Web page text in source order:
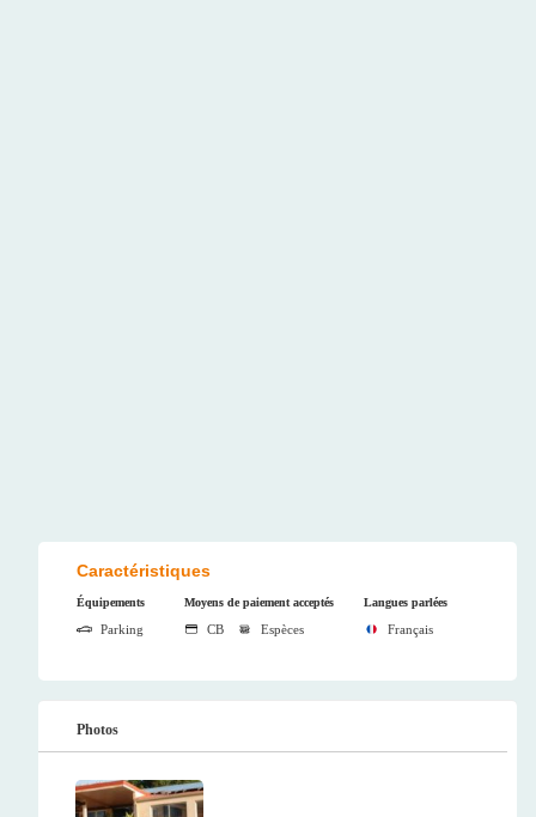
Caractéristiques
Équipements
Parking
Moyens de paiement acceptés
CB Espèces
Langues parlées
Français
Photos